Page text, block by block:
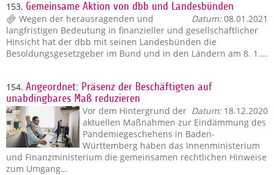
153. Gemeinsame Aktion von dbb und Landesbünden
Datum:08.01.2021
Wegen der herausragenden und
langfristigen Bedeutung in finanzieller und gesellschaftlicher
Hinsicht hat der dbb mit seinen Landesbünden die
Besoldungsgesetzgeber im Bund und in den Ländern am 8. 1.…
154. Angeordnet: Präsenz der Beschäftigten auf
unabdingbares Maß reduzieren
Datum:18.12.2020
Vor dem Hintergrund der
aktuellen Maßnahmen zur Eindämmung des
Pandemiegeschehens in Baden-
Württemberg haben das Innenministerium
und Finanzministerium die gemeinsamen rechtlichen Hinweise
zum Umgang…